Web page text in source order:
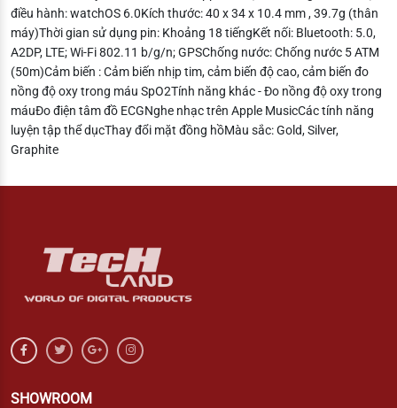
điều hành: watchOS 6.0Kích thước: 40 x 34 x 10.4 mm , 39.7g (thân
máy)Thời gian sử dụng pin: Khoảng 18 tiếngKết nối: Bluetooth: 5.0,
A2DP, LTE; Wi-Fi 802.11 b/g/n; GPSChống nước: Chống nước 5 ATM
(50m)Cảm biến : Cảm biến nhịp tim, cảm biến độ cao, cảm biến đo
nồng độ oxy trong máu SpO2Tính năng khác - Đo nồng độ oxy trong
máuĐo điện tâm đồ ECGNghe nhạc trên Apple MusicCác tính năng
luyện tập thể dụcThay đổi mặt đồng hồMàu sắc: Gold, Silver,
Graphite
SHOWROOM